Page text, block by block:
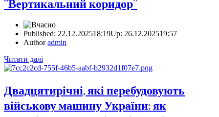
“Вертикальний коридор”
Published: 22.12.202518:19Up: 26.12.202519:57
Authoradmin
Читати далі
Двадцятирічні, які перебудовують
військову машину України: як